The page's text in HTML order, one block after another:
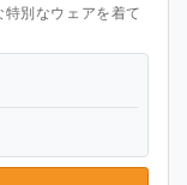
別なウェアを着て